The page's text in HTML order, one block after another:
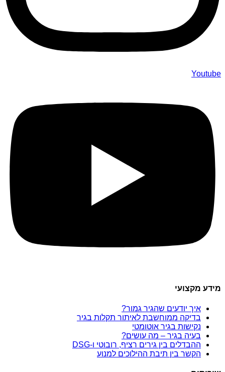
Youtube
מידע מקצועי
איך יודעים שהגיר גמור?
בדיקה ממוחשבת לאיתור תקלות בגיר
נקישות בגיר אוטומטי
בעיה בגיר – מה עושים?
ההבדלים בין גירים רציף, רובוטי ו-DSG
הקשר בין תיבת ההילוכים למנוע